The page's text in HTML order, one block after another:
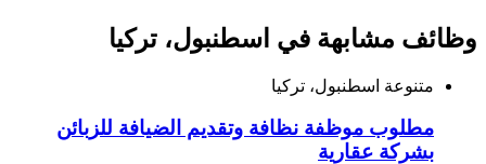
وظائف مشابهة في اسطنبول، تركيا
متنوعة اسطنبول، تركيا
مطلوب موظفة نظافة وتقديم الضيافة للزبائن
بشركة عقارية